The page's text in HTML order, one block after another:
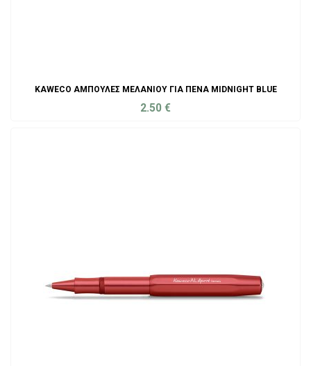
KAWECO ΑΜΠΟΎΛΕΣ ΜΕΛΑΝΙΟΎ ΓΙΑ ΠΈΝΑ MIDNIGHT BLUE
2.50 €